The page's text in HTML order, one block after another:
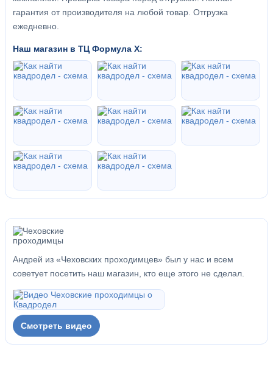
гарантия от производителя на любой товар. Отгрузка
ежедневно.
Наш магазин в ТЦ Формула Х:
Андрей из «Чеховских проходимцев» был у нас и всем
советует посетить наш магазин, кто еще этого не сделал.
Смотреть видео